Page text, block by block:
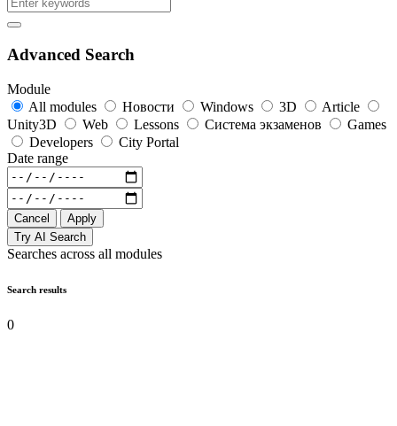
Advanced Search
Module
All modules
Новости Windows 3D
Article
Unity3D
Web Lessons Система экзаменов
Games
Developers
City Portal
Date range
Cancel
Apply
Try AI Search
Searches across all modules
Search results
0